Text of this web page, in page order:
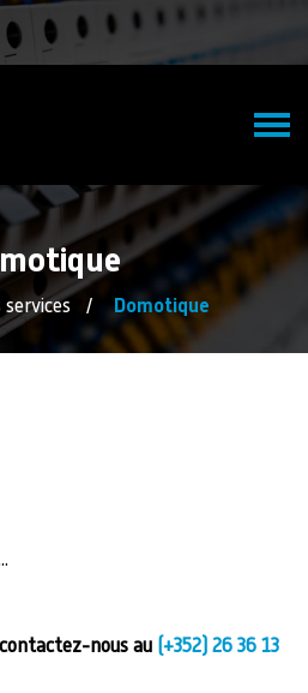
services Domotique
nous au (+352) 26 36 13